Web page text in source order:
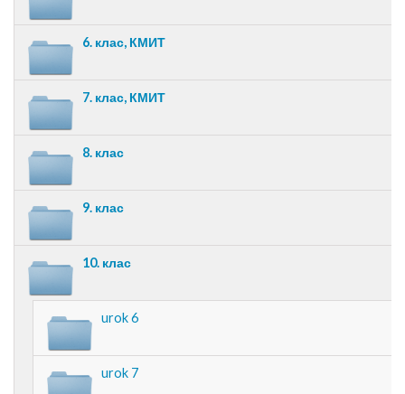
6. клас, КМИТ
7. клас, КМИТ
8. клас
9. клас
10. клас
urok 6
urok 7